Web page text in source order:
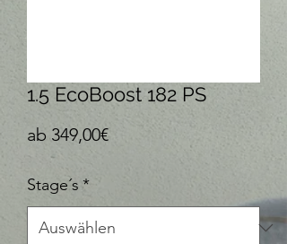
1.5 EcoBoost 182 PS
ab 349,00€Sale-Preis
Stage´s *